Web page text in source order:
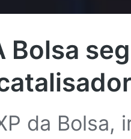
Bolsa
da